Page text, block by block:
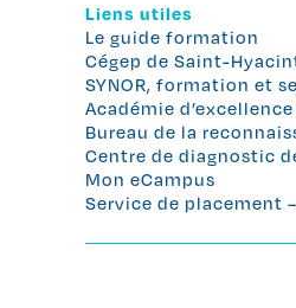
Liens utiles
Le guide formation
Cégep de Saint-
SYNOR, formation et
Académie
Bureau de la
Centre de diagnostic
Mon eCampus
Service de placement